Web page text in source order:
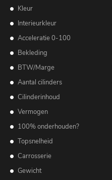
Kleur
Interieurkleur
Acceleratie 0-100
Bekleding
BTW/Marge
Aantal cilinders
Cilinderinhoud
Vermogen
100% onderhouden?
Topsnelheid
Carrosserie
Gewicht